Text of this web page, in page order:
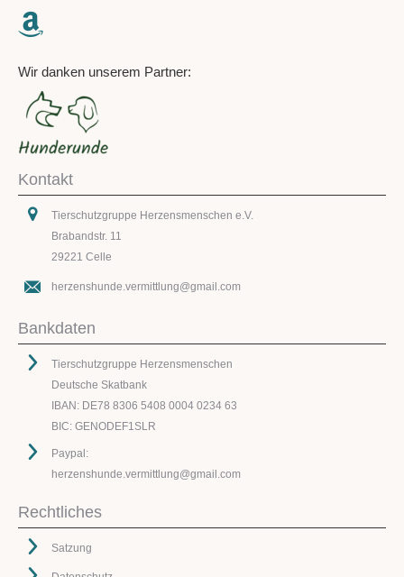
Wir danken unserem Partner:
Kontakt
Tierschutzgruppe Herzensmenschen e.V.
Brabandstr. 11
29221 Celle
herzenshunde.vermittlung@gmail.com
Bankdaten
Tierschutzgruppe Herzensmenschen
Deutsche Skatbank
IBAN: DE78 8306 5408 0004 0234 63
BIC: GENODEF1SLR
Paypal:
herzenshunde.vermittlung@gmail.com
Rechtliches
Satzung